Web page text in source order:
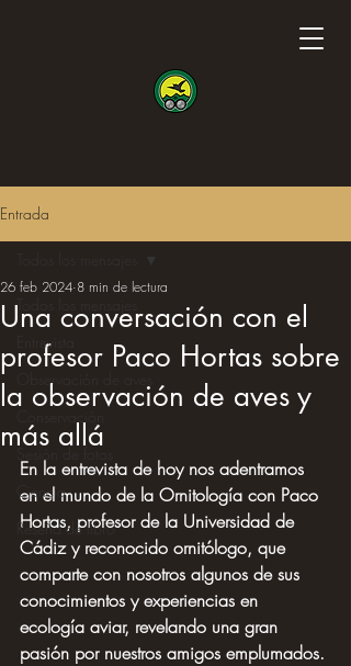
Entrada
Todos los mensajes
Entrevista
Observación de aves
Ciencia
Reseña de libro
Una conversación con el
profesor Paco Hortas sobre
la observación de aves y
más allá
26 feb 2024 8 min de lectura
En la entrevista de hoy nos adentramos
en el mundo de la Ornitología con Paco
Hortas, profesor de la Universidad de
Cádiz y reconocido ornitólogo, que
comparte con nosotros algunos de sus
conocimientos y experiencias en
ecología aviar, revelando una gran
pasión por nuestros amigos emplumados.